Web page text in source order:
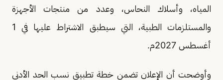
المياه، وأسلاك النحاس، وعدد من منتجات الأجهزة
والمستلزمات الطبية، التي سيطبق الاشتراط عليها في 1
أغسطس 2027م.
وأوضحت أن الإعلان تضمن خطة تطبيق نسب الحد الأدنى